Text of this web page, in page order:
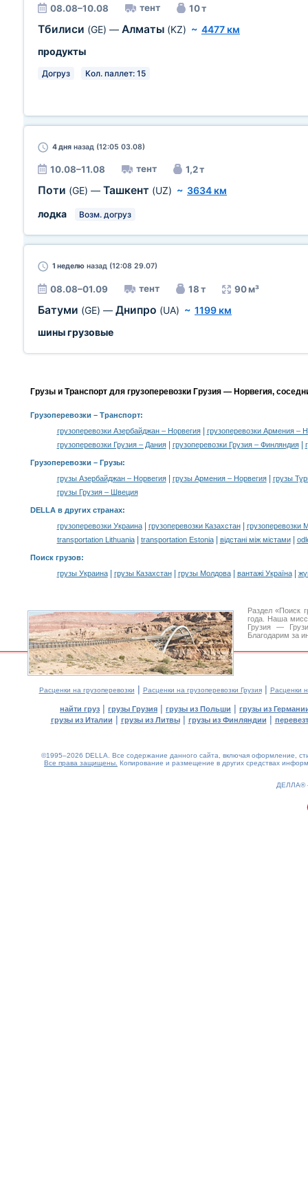
08.08–10.08 тент 10 т
Тбилиси (GE) — Алматы (KZ) ~ 4477 км
продукты
Догруз Кол. паллет: 15
4 дня назад (12:05 03.08)
10.08–11.08 тент 1,2 т
Поти (GE) — Ташкент (UZ) ~ 3634 км
лодка
Возм. догруз
1 неделю назад (12:08 29.07)
08.08–01.09 тент 18 т 90 м³
Батуми (GE) — Днипро (UA) ~ 1199 км
шины грузовые
Грузы и Транспорт для грузоперевозки Грузия — Норвегия,
Грузоперевозки – Транспорт:
грузоперевозки Азербайджан – Норвегия|
грузоперевозки Армения –
грузоперевозки Грузия – Дания| грузоперевозки Грузия – Финляндия|
Грузоперевозки – Грузы:
грузы Азербайджан – Норвегия| грузы Армения – Норвегия|
грузы
грузы Грузия – Швеция
DELLA в других странах:
грузоперевозки Украина| грузоперевозки Казахстан|
грузоперевозки
transportation Lithuania| transportation Estonia| відстані між містами|
Поиск грузов:
грузы Украина| грузы Казахстан| грузы Молдова| вантажі Україна|
Раздел «Поиск
года. Наша
Грузия —
Благодарим за
Расценки на грузоперевозки | Расценки на грузоперевозки Грузия| Расценки
найти груз | грузы Грузия | грузы из Польши | грузы из
грузы из Италии | грузы из Литвы| грузы из Финляндии |
©1995–2026 DELLA. Все содержание данного сайта, включая оформление,
Все права защищены. Копирование и размещение в других средствах